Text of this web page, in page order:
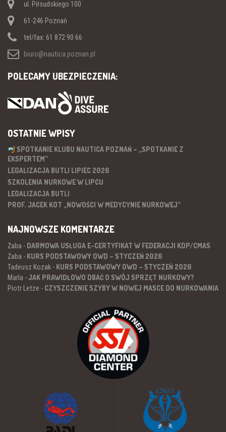
ul. Piłsudskiego 100
61-246 Poznań
tel/fax: 61 872 90 66
biuro@nautica.poznan.pl
POLECAMY UBEZPIECZENIA:
OSTATNIE WPISY
SPOTKANIE KLUBU NAUTICA POZNAŃ – „SPOTKANIE Z
EKSPERTEM”
LEGALIZACJA BUTLI LIPIEC 2026
SZKOLENIA NURKOWE W LIPCU
LEGALIZACJA BUTLI
PROF. JACEK KOT „NOWOŚCI W MEDYCYNIE NURKOWEJ”
NAJNOWSZE KOMENTARZE
Żaba - DARMOWA USŁUGA E-CERTYFIKAT W FEDERACJI KDP/CMAS
Żaba - KURS PODSTAWOWY OWD – STYCZEŃ 2026
Tadeusz Kozak - KURS PODSTAWOWY OWD – STYCZEŃ 2026
Marla -JAK PRAWIDŁOWO DBAĆ O SWÓJ SPRZĘT NURKOWY?
Piotr Letze - CZYSZCZENIE SZYBY W NOWEJ MASCE DO NURKOWANIA